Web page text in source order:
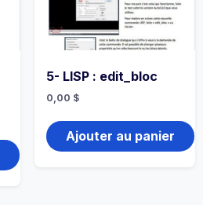
5- LISP : edit_bloc
0,00 $
Ajouter au panier